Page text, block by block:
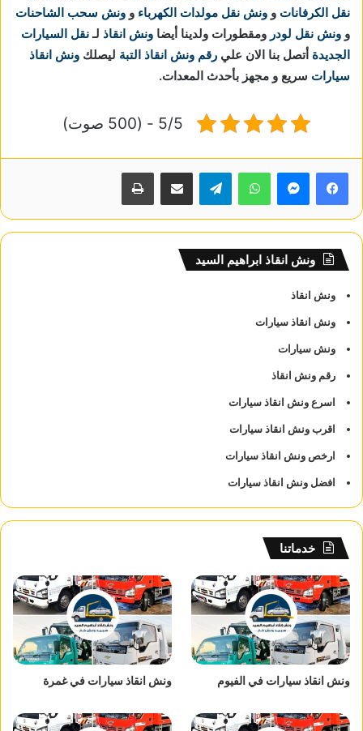
نقل الكرفانات و ونش نقل مولدات الكهرباء و ونش سحب الشاحنات
و ونش نقل لودر ومقطورات ولدينا أيضا ونش انقاذ لـنقل السيارات
الجديدة أتصل بنا الان علي رقم ونش انقاذ التبة ليصلك ونش انقاذ
سيارات سريع و مجهز بأحدث المعدات.
5/5 - (500 صوت)
واتساب
ونش انقاذ ابراهيم السيد
ونش انقاذ
ونش انقاذ سيارات
ونش سيارات
رقم ونش انقاذ
اسرع ونش انقاذ سيارات
اقرب ونش انقاذ سيارات
ارخص ونش انقاذ سيارات
افضل ونش انقاذ سيارات
خدماتنا
ونش انقاذ سيارات في الفيوم ونش انقاذ سيارات في غمرة